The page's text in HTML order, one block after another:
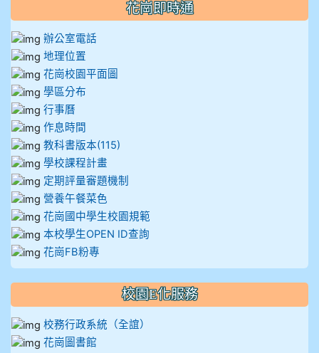
花崗即時通
辦公室電話
地理位置
花崗校園平面圖
學區分布
行事曆
作息時間
教科書版本(115)
學校課程計畫
定期評量審題機制
營養午餐菜色
花崗國中學生校園規範
本校學生OPEN ID查詢
花崗FB粉專
校園E化服務
校務行政系統（全誼）
花崗圖書館